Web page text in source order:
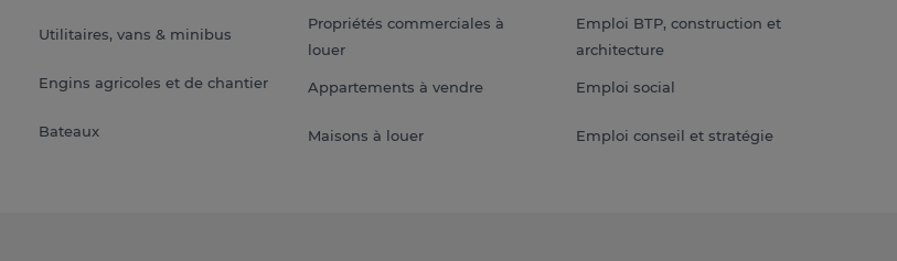
Utilitaires, vans & minibus
Engins agricoles et de chantier
Bateaux
Propriétés commerciales à
louer
Appartements à vendre
Maisons à louer
Emploi BTP, construction et
architecture
Emploi social
Emploi conseil et stratégie